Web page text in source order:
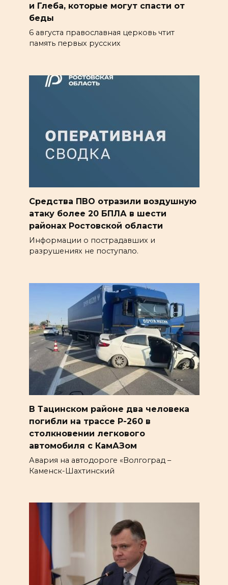
и Глеба, которые могут спасти от
беды
6 августа православная церковь чтит
память первых русских
Средства ПВО отразили воздушную
атаку более 20 БПЛА в шести
районах Ростовской области
Информации о пострадавших и
разрушениях не поступало.
В Тацинском районе два человека
погибли на трассе Р-260 в
столкновении легкового
автомобиля с КамАЗом
Авария на автодороге «Волгоград –
Каменск-Шахтинский